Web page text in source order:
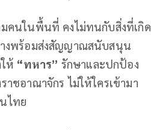
คนในพื้นที่ คงไม่ทนกับสิ่งที่เกิด
งพร้อมส่งสัญญาณสนับสนุน
ห้ “ทหาร” รักษาและปกป้อง
าชอาณาจักร ไม่ให้ใครเข้ามา
ไทย